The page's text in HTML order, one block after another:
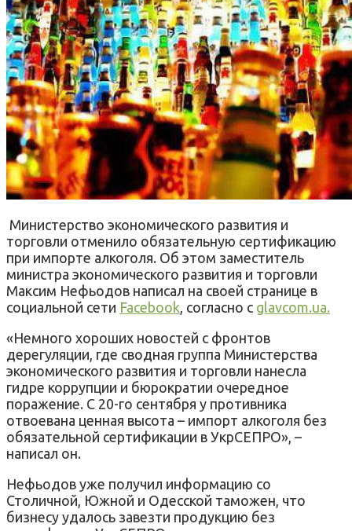
Министерство экономического развития и
торговли отменило обязательную сертификацию
при импорте алкоголя. Об этом заместитель
министра экономического развития и торговли
Максим Нефьодов написал на своей странице в
социальной сети Facebook , согласно с glavcom.ua.
«Немного хороших новостей с фронтов
дерегуляции, где сводная группа Министерства
экономического развития и торговли нанесла
гидре коррупции и бюрократии очередное
поражение. С 20-го сентября у противника
отвоевана ценная высота – импорт алкоголя без
обязательной сертификации в УкрСЕПРО», –
написал он.
Нефьодов уже получил информацию со
Столичной, Южной и Одесской таможен, что
бизнесу удалось завезти продукцию без